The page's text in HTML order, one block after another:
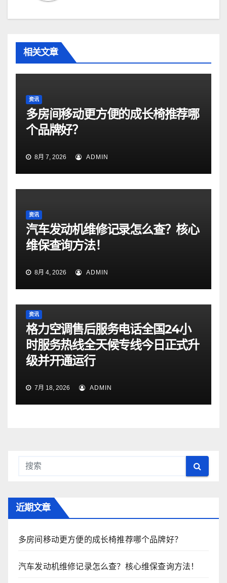
相关文章
资讯
多房间移动更方便的成长椅推荐哪
个品牌好？
8月 7, 2026 ADMIN
资讯
汽车发动机维修记录怎么查？核心
维保查询方法！
8月 4, 2026 ADMIN
资讯
格力空调售后服务电话全国24小
时服务热线全天候专线今日正式升
级并开通运行
7月 18, 2026 ADMIN
近期文章
多房间移动更方便的成长椅推荐哪个品牌好？
汽车发动机维修记录怎么查？核心维保查询方法！